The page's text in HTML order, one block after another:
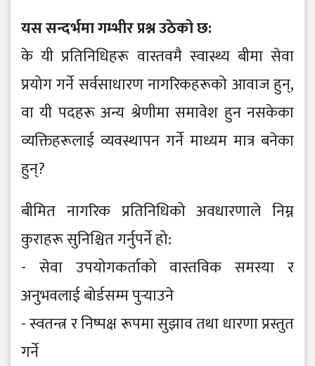
यस सन्दर्भमा गम्भीर प्रश्न उठेको छ:
के यी प्रतिनिधिहरू वास्तवमै स्वास्थ्य बीमा सेवा
प्रयोग गर्ने सर्वसाधारण नागरिकहरूको आवाज हुन्,
वा यी पदहरू अन्य श्रेणीमा समावेश हुन नसकेका
व्यक्तिहरूलाई व्यवस्थापन गर्ने माध्यम मात्र बनेका
हुन्?
बीमित नागरिक प्रतिनिधिको अवधारणाले निम्न
कुराहरू सुनिश्चित गर्नुपर्ने हो:
- सेवा उपयोगकर्ताको वास्तविक समस्या र
अनुभवलाई बोर्डसम्म पुर्‍याउने
- स्वतन्त्र र निष्पक्ष रूपमा सुझाव तथा धारणा प्रस्तुत
गर्ने